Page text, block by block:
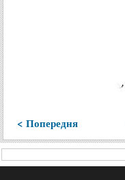
< Попередня